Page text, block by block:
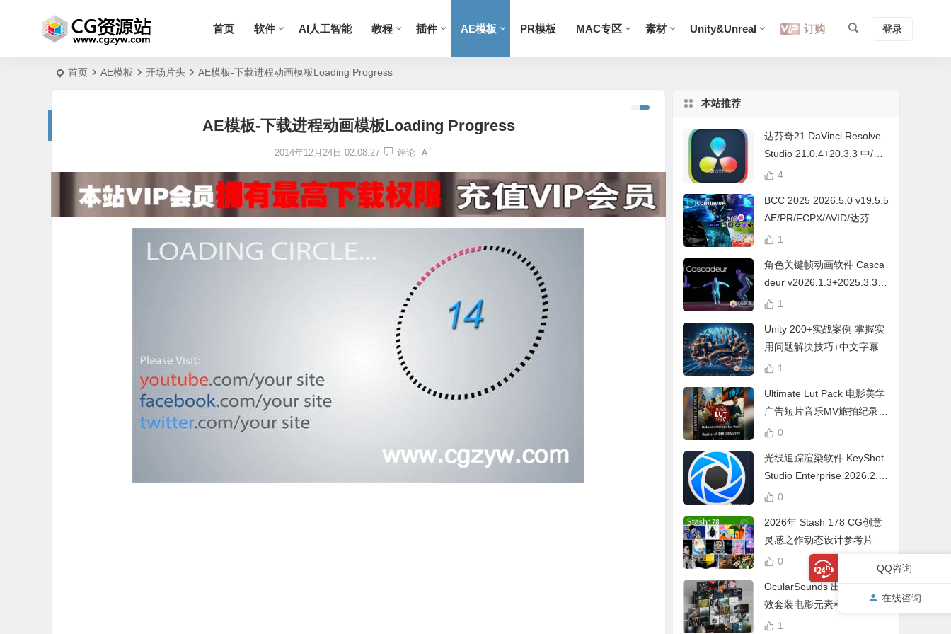
首页 软件 AI人工智能 教程 插件 AE模板 PR模板 MAC专区 素材 Unity&Unreal 订购 登录
首页 AE模板 开场片头 AE模板-下载进程动画模板Loading Progress
AE模板-下载进程动画模板Loading Progress
2014年12月24日 02:08:27 评论
本站推荐
达芬奇21 DaVinci Resolve
Studio 21.0.4+20.3.3 中/英
文 Win/Mac
4
BCC 2025 2026.5.0 v19.5.5
AE/PR/FCPX/AVID/达芬奇
视频特效插件Continuum Wi
1
角色关键帧动画软件 Casca
deur v2026.1.3+2025.3.3
Win/Mac+中文字幕教程
1
Unity 200+实战案例 掌握实
用问题解决技巧+中文字幕 L
earn Problem Solving
1
Ultimate Lut Pack 电影美学
广告短片音乐MV旅拍纪录片
视频调色预设
0
光线追踪渲染软件 KeyShot
Studio Enterprise 2026.2.1
Win中文版
0
2026年 Stash 178 CG创意
灵感之作动态设计参考片广
告视频动画短片合集
0
OcularSounds 出品终极音
效套装电影元素科幻氛围冲
击无人机音效素材包 Full Ac
1
QQ咨询
在线咨询